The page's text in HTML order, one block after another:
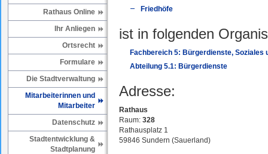
Rathaus Online
Ihr Anliegen
Ortsrecht
Formulare
Die Stadtverwaltung
Mitarbeiterinnen und
Mitarbeiter
Datenschutz
Stadtentwicklung &
Stadtplanung
Friedhöfe
ist in folgenden
Fachbereich 5: Bürgerdienste, Soziales
Abteilung 5.1: Bürgerdienste
Adresse:
Rathaus
Raum: 328
Rathausplatz 1
59846 Sundern (Sauerland)